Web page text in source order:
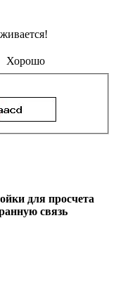
Хорошо
для просчета
связь